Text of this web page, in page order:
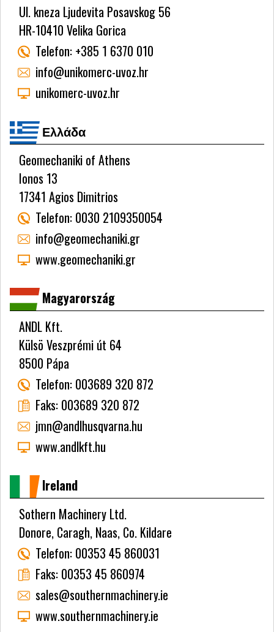
Ul. kneza Ljudevita Posavskog 56
HR-10410 Velika Gorica
Telefon: +385 1 6370 010
info@unikomerc-uvoz.hr
unikomerc-uvoz.hr
Ελλάδα
Geomechaniki of Athens
Ionos 13
17341 Agios Dimitrios
Telefon: 0030 2109350054
info@geomechaniki.gr
www.geomechaniki.gr
Magyarország
ANDL Kft.
Külsö Veszprémi út 64
8500 Pápa
Telefon: 003689 320 872
Faks: 003689 320 872
jmn@andlhusqvarna.hu
www.andlkft.hu
Ireland
Sothern Machinery Ltd.
Donore, Caragh, Naas, Co. Kildare
Telefon: 00353 45 860031
Faks: 00353 45 860974
sales@southernmachinery.ie
www.southernmachinery.ie